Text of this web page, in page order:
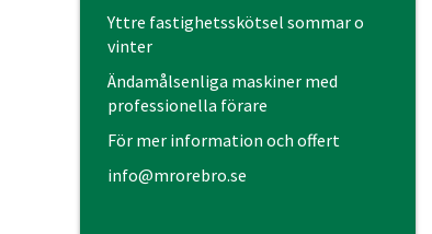
Yttre fastighetsskötsel sommar o
vinter
Ändamålsenliga maskiner med
professionella förare
För mer information och offert
info@mrorebro.se